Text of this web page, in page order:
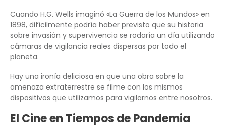
Cuando H.G. Wells imaginó «La Guerra de los Mundos» en
1898, difícilmente podría haber previsto que su historia
sobre invasión y supervivencia se rodaría un día utilizando
cámaras de vigilancia reales dispersas por todo el
planeta.
Hay una ironía deliciosa en que una obra sobre la
amenaza extraterrestre se filme con los mismos
dispositivos que utilizamos para vigilarnos entre nosotros.
El Cine en Tiempos de Pandemia